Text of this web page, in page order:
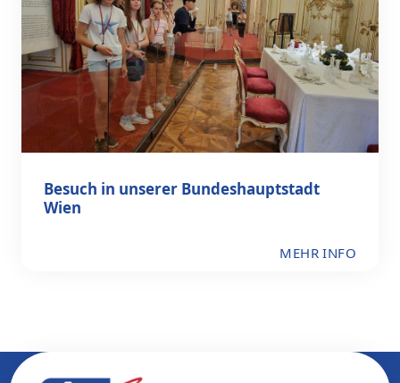
Besuch in unserer Bundeshauptstadt
Wien
MEHR INFO